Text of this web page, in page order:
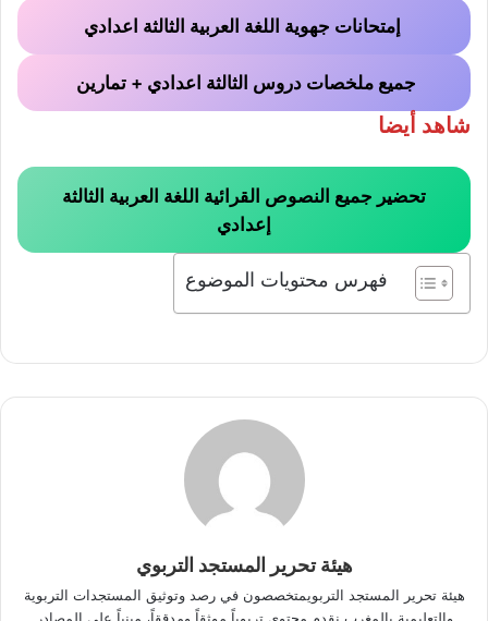
إمتحانات جهوية اللغة العربية الثالثة اعدادي
جميع ملخصات دروس الثالثة اعدادي + تمارين
شاهد أيضا
تحضير جميع النصوص القرائية اللغة العربية الثالثة
إعدادي
فهرس محتويات الموضوع
هيئة تحرير المستجد التربوي
هيئة تحرير المستجد التربويمتخصصون في رصد وتوثيق المستجدات التربوية
والتعليمية بالمغرب.نقدم محتوى تربوياً موثقاً ومدققاً، مبنياً على المصادر